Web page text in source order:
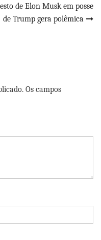
de Elon Musk em posse
de Trump gera polêmica
Os campos